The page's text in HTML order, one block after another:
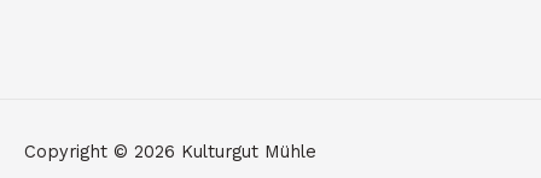
Copyright © 2026 Kulturgut Mühle